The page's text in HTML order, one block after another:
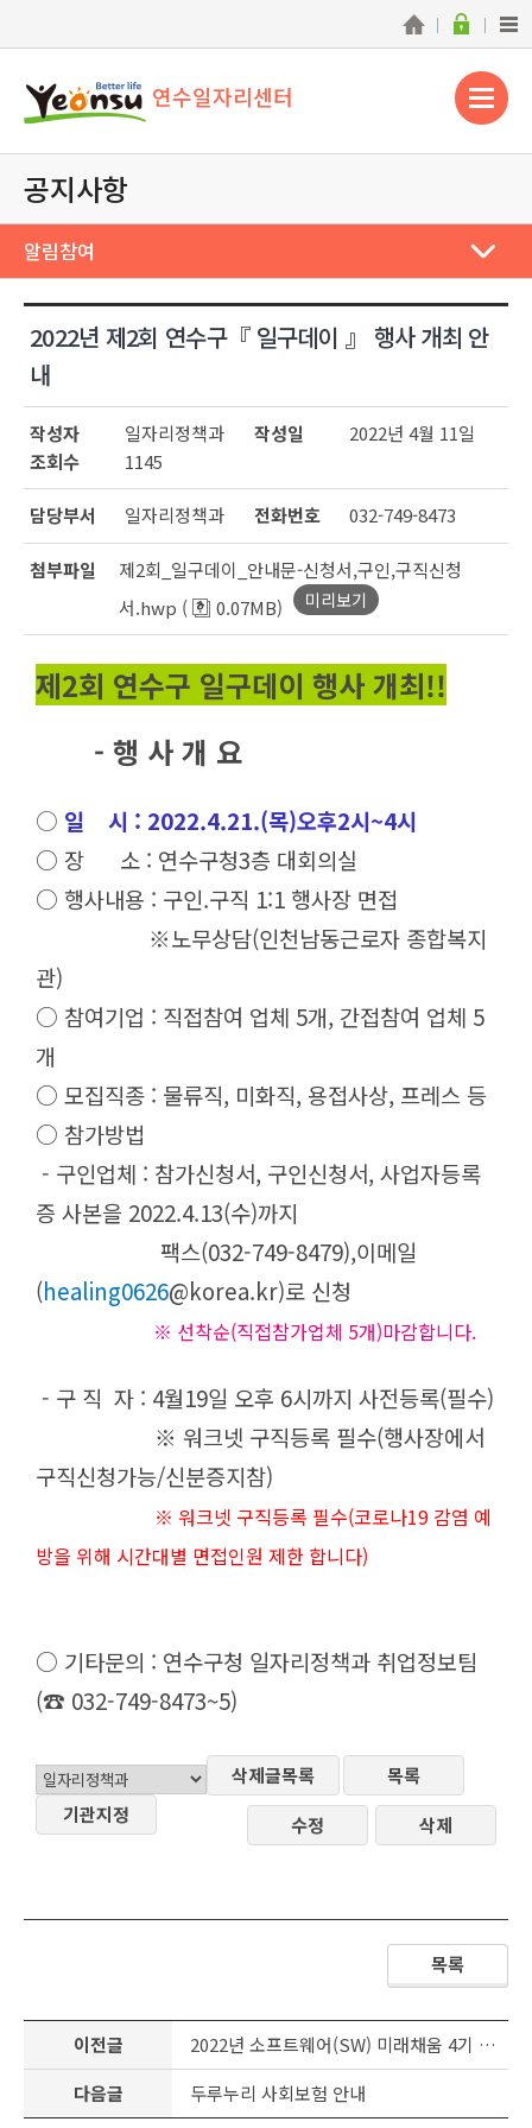
연수일자리센터
공지사항
알림참여
2022년 제2회 연수구『 일구데이 』 행사 개최 안
내
작성자 일자리정책과 작성일
2022년 4월 11일
조회수
1145
담당부서 일자리정책과 전화번호 032-749-8473
첨부파일
제2회_일구데이_안내문-신청서,구인,구직신청
서.hwp (
0.07MB) 미리보기
제2회 연수구 일구데이 행사 개최!!
- 행 사 개 요
○ 일 시 : 2022.4.21.(목)오후2시~4시
○ 장 소 : 연수구청3층 대회의실
○ 행사내용 : 구인.구직 1:1 행사장 면접
※노무상담(인천남동근로자 종합복지
관)
○ 참여기업 : 직접참여 업체 5개, 간접참여 업체 5
개
○ 모집직종 : 물류직, 미화직, 용접사상, 프레스 등
○ 참가방법
- 구인업체 : 참가신청서, 구인신청서, 사업자등록
증 사본을 2022.4.13(수)까지
팩스(032-749-8479),이메일
(healing0626@korea.kr)로 신청
※ 선착순(직접참가업체 5개)마감합니다.
- 구 직 자 : 4월19일 오후 6시까지 사전등록(필수)
※ 워크넷 구직등록 필수(행사장에서
구직신청가능/신분증지참)
※ 워크넷 구직등록 필수(코로나19 감염 예
방을 위해 시간대별 면접인원 제한 합니다)
○ 기타문의 : 연수구청 일자리정책과 취업정보팀
(☎ 032-749-8473~5)
기관지정
삭제글목록
목록
수정
삭제
목록
이전글
2022년 소프트웨어(SW) 미래채움 4기 강사 양성 과정 교육생 모집
다음글
두루누리 사회보험 안내